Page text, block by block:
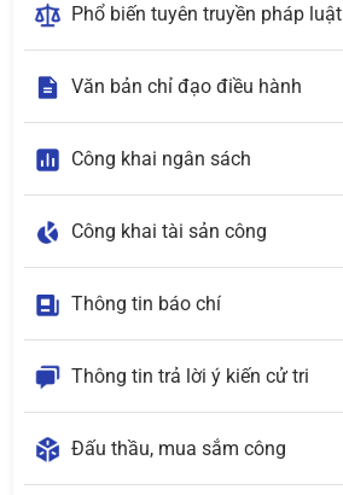
Phổ biến tuyên truyền pháp luật
Văn bản chỉ đạo điều hành
Công khai ngân sách
Công khai tài sản công
Thông tin báo chí
Thông tin trả lời ý kiến cử tri
Đấu thầu, mua sắm công